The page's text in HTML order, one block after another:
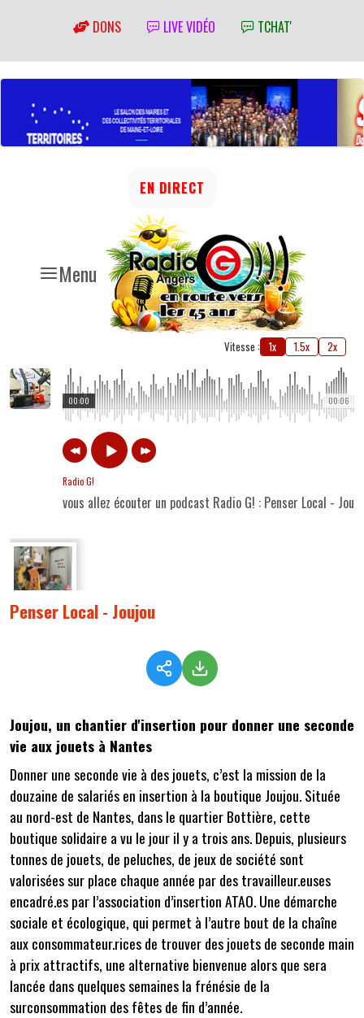
DONS LIVE VIDÉO TCHAT'
Menu
EN DIRECT
Vitesse : 1x 1.5x 2x
00:06
00:00
Radio G!
vous allez écouter un podcast Radio G! : Penser Local -
Penser Local - Joujou
Joujou, un chantier d'insertion pour donner une seconde
vie aux jouets à Nantes
Donner une seconde vie à des jouets, c’est la mission de la
douzaine de salariés en insertion à la boutique Joujou. Située
au nord-est de Nantes, dans le quartier Bottière, cette
boutique solidaire a vu le jour il y a trois ans. Depuis, plusieurs
tonnes de jouets, de peluches, de jeux de société sont
valorisées sur place chaque année par des travailleur.euses
encadré.es par l’association d’insertion ATAO. Une démarche
sociale et écologique, qui permet à l’autre bout de la chaîne
aux consommateur.rices de trouver des jouets de seconde main
à prix attractifs, une alternative bienvenue alors que sera
lancée dans quelques semaines la frénésie de la
surconsommation des fêtes de fin d’année.